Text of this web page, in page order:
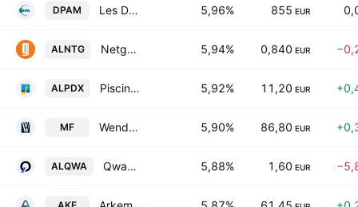
DPAM Les Docks des Petroles d'Ambes SA 5,96% 855 EUR
ALNTG Netgem SA 5,94% 0,840 EUR
ALPDX Piscine Desjoyaux SA 5,92% 11,20 EUR
MF Wendel SE 5,90% 86,80 EUR
ALQWA Qwamplify SA 5,88% 1,60 EUR